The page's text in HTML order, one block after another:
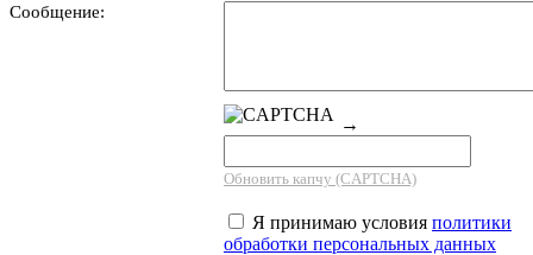
Сообщение:
→
Обновить капчу (CAPTCHA)
Я принимаю условия политики
обработки персональных данных